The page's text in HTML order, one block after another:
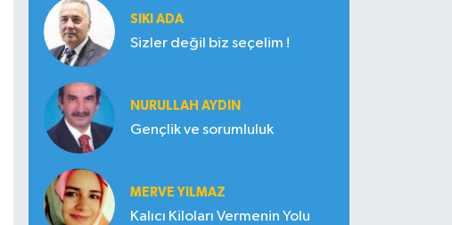
SIKI ADA
Sizler değil biz seçelim !
NURULLAH AYDIN
Gençlik ve sorumluluk
MERVE YILMAZ
Kalıcı Kiloları Vermenin Yolu